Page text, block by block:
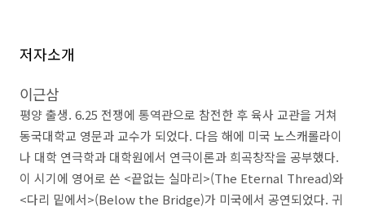
저자소개
이근삼
평양 출생. 6.25 전쟁에 통역관으로 참전한 후 육사 교관을 거쳐
동국대학교 영문과 교수가 되었다. 다음 해에 미국 노스캐롤라이
나 대학 연극학과 대학원에서 연극이론과 희곡창작을 공부했다.
이 시기에 영어로 쓴 <끝없는 실마리>(The Eternal Thread)와
<다리 밑에서>(Below the Bridge)가 미국에서 공연되었다. 귀